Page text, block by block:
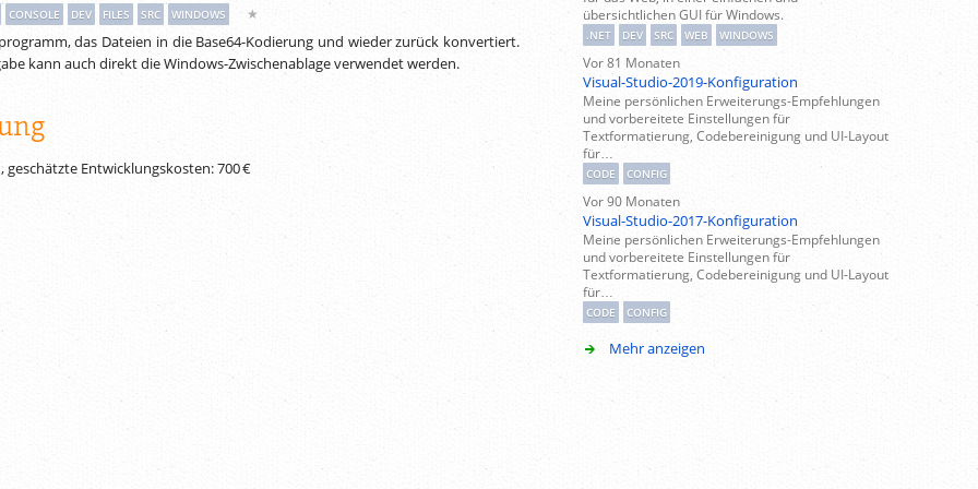
übersichtlichen GUI für Windows.
.NET DEV SRC WEB WINDOWS
Vor 81 Monaten
Visual-Studio-2019-Konfiguration
Meine persönlichen Erweiterungs-Empfehlungen
und vorbereitete Einstellungen für
Textformatierung, Codebereinigung und UI-Layout
für…
CODE CONFIG
Vor 90 Monaten
Visual-Studio-2017-Konfiguration
Meine persönlichen Erweiterungs-Empfehlungen
und vorbereitete Einstellungen für
Textformatierung, Codebereinigung und UI-Layout
für…
CODE CONFIG
Mehr anzeigen
CONSOLE DEV FILES SRC WINDOWS ★
das Dateien in die Base64-Kodierung und wieder zurück konvertiert.
kann auch direkt die Windows-Zwischenablage verwendet werden.
geschätzte Entwicklungskosten:700 €